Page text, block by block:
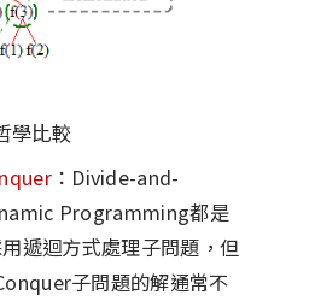
學比較
：Divide-and-
Programming都是
遞迴方式處理子問題，但
子問題的解通常不